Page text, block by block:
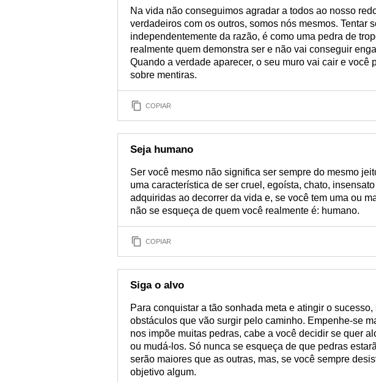
Na vida não conseguimos agradar a todos ao nosso
verdadeiros com os outros, somos nós mesmos. Tentar
independentemente da razão, é como uma pedra de
realmente quem demonstra ser e não vai conseguir
Quando a verdade aparecer, o seu muro vai cair e você
sobre mentiras.
COPIAR
Seja humano
Ser você mesmo não significa ser sempre do mesmo
uma característica de ser cruel, egoísta, chato,
adquiridas ao decorrer da vida e, se você tem uma ou
não se esqueça de quem você realmente é: humano.
COPIAR
Siga o alvo
Para conquistar a tão sonhada meta e atingir o
obstáculos que vão surgir pelo caminho. Empenhe-se
nos impõe muitas pedras, cabe a você decidir se quer
ou mudá-los. Só nunca se esqueça de que pedras
serão maiores que as outras, mas, se você sempre
objetivo algum.